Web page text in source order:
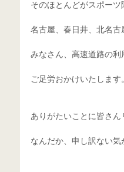
そのほとんどがスポーツ
名古屋、春日井、北名古
みなさん、高速道路の利
ご足労おかけいたします。
ありがたいことに皆さん
なんだか、申し訳ない気